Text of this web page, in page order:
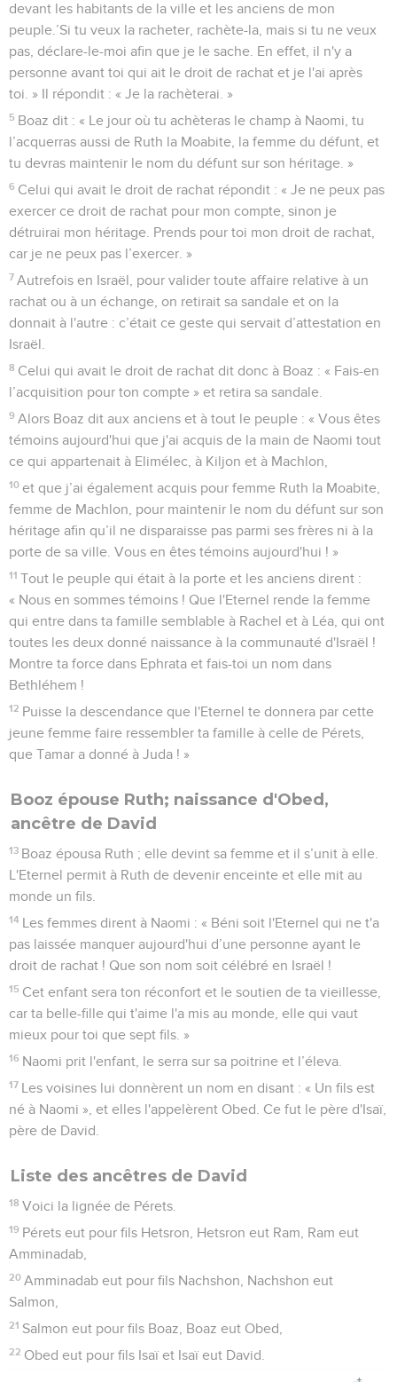
devant les habitants de la ville et les anciens de mon
peuple.’Si tu veux la racheter, rachète-la, mais si tu ne veux
pas, déclare-le-moi afin que je le sache. En effet, il n'y a
personne avant toi qui ait le droit de rachat et je l'ai après
toi. » Il répondit : « Je la rachèterai. »
5 Boaz dit : « Le jour où tu achèteras le champ à Naomi, tu
l’acquerras aussi de Ruth la Moabite, la femme du défunt, et
tu devras maintenir le nom du défunt sur son héritage. »
6 Celui qui avait le droit de rachat répondit : « Je ne peux pas
exercer ce droit de rachat pour mon compte, sinon je
détruirai mon héritage. Prends pour toi mon droit de rachat,
car je ne peux pas l’exercer. »
7 Autrefois en Israël, pour valider toute affaire relative à un
rachat ou à un échange, on retirait sa sandale et on la
donnait à l'autre : c’était ce geste qui servait d’attestation en
Israël.
8 Celui qui avait le droit de rachat dit donc à Boaz : « Fais-en
l’acquisition pour ton compte » et retira sa sandale.
9 Alors Boaz dit aux anciens et à tout le peuple : « Vous êtes
témoins aujourd'hui que j'ai acquis de la main de Naomi tout
ce qui appartenait à Elimélec, à Kiljon et à Machlon,
10 et que j’ai également acquis pour femme Ruth la Moabite,
femme de Machlon, pour maintenir le nom du défunt sur son
héritage afin qu’il ne disparaisse pas parmi ses frères ni à la
porte de sa ville. Vous en êtes témoins aujourd'hui ! »
11 Tout le peuple qui était à la porte et les anciens dirent :
« Nous en sommes témoins ! Que l'Eternel rende la femme
qui entre dans ta famille semblable à Rachel et à Léa, qui ont
toutes les deux donné naissance à la communauté d'Israël !
Montre ta force dans Ephrata et fais-toi un nom dans
Bethléhem !
12 Puisse la descendance que l'Eternel te donnera par cette
jeune femme faire ressembler ta famille à celle de Pérets,
que Tamar a donné à Juda ! »
Booz épouse Ruth; naissance d'Obed,
ancêtre de David
13 Boaz épousa Ruth ; elle devint sa femme et il s’unit à elle.
L'Eternel permit à Ruth de devenir enceinte et elle mit au
monde un fils.
14 Les femmes dirent à Naomi : « Béni soit l'Eternel qui ne t'a
pas laissée manquer aujourd'hui d’une personne ayant le
droit de rachat ! Que son nom soit célébré en Israël !
15 Cet enfant sera ton réconfort et le soutien de ta vieillesse,
car ta belle-fille qui t'aime l'a mis au monde, elle qui vaut
mieux pour toi que sept fils. »
16 Naomi prit l'enfant, le serra sur sa poitrine et l’éleva.
17 Les voisines lui donnèrent un nom en disant : « Un fils est
né à Naomi », et elles l'appelèrent Obed. Ce fut le père d'Isaï,
père de David.
Liste des ancêtres de David
18 Voici la lignée de Pérets.
19 Pérets eut pour fils Hetsron, Hetsron eut Ram, Ram eut
Amminadab,
20 Amminadab eut pour fils Nachshon, Nachshon eut
Salmon,
21 Salmon eut pour fils Boaz, Boaz eut Obed,
22 Obed eut pour fils Isaï et Isaï eut David.